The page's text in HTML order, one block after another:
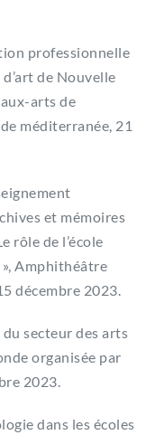
professionnelle
de Nouvelle
arts de
méditerranée, 21
et mémoires
rôle de l’école
», Amphithéâtre
décembre 2023.
secteur des arts
organisée par
2023.
dans les écoles